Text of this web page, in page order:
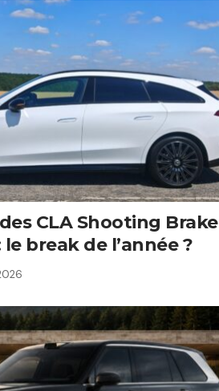
CLA Shooting Brake
break de l’année ?